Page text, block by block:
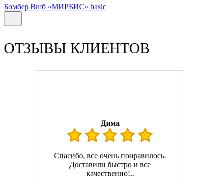
Бомбер Вшб «МИРБИС» basic
ОТЗЫВЫ КЛИЕНТОВ
Дима
Спасибо, все очень понравилось.
Доставили быстро и все
качественно!..